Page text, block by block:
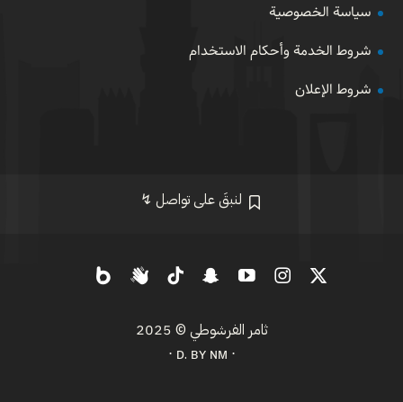
سياسة الخصوصية
شروط الخدمة وأحكام الاستخدام
شروط الإعلان
لنبقَ على تواصل ↯
ثامر الفرشوطي © 2025
⋅ ᴅ. ʙʏ ɴᴍ ⋅